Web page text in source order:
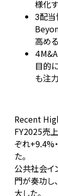
様化す
3配
高める
4
目的
も注
Recent
FY2025売
ぞれ+9.4%
た。
公共社会イ
門が奏功し
大した。